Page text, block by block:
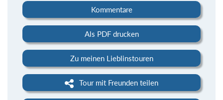
Kommentare
Als PDF drucken
Zu meinen Lieblinstouren
Tour mit Freunden teilen